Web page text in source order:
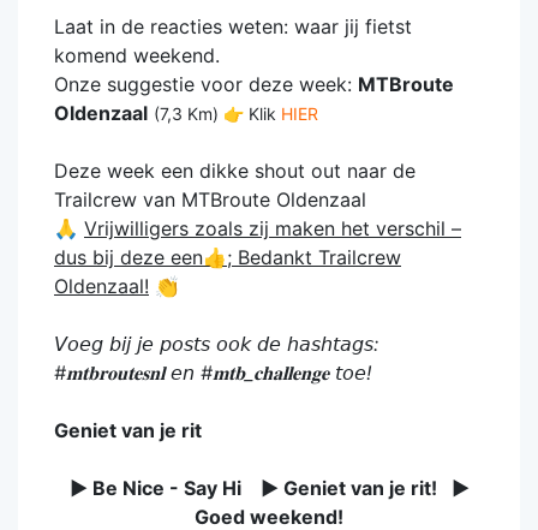
Laat in de reacties weten: waar jij fietst
komend weekend.
Onze suggestie voor deze week: MTBroute
Oldenzaal (7,3 Km) 👉 Klik HIER
Deze week een dikke shout out naar de
Trailcrew van MTBroute Oldenzaal
🙏 Vrijwilligers zoals zij maken het verschil –
dus bij deze een👍; Bedankt Trailcrew
Oldenzaal! 👏
𝘝𝘰𝘦𝘨 𝘣𝘪𝘫 𝘫𝘦 𝘱𝘰𝘴𝘵𝘴 𝘰𝘰𝘬 𝘥𝘦 𝘩𝘢𝘴𝘩𝘵𝘢𝘨𝘴:
#𝐦𝐭𝐛𝐫𝐨𝐮𝐭𝐞𝐬𝐧𝐥 𝘦𝘯 #𝐦𝐭𝐛_𝐜𝐡𝐚𝐥𝐥𝐞𝐧𝐠𝐞 𝘵𝘰𝘦!
Geniet van je rit
► Be Nice - Say Hi ► Geniet van je rit! ►
Goed weekend!